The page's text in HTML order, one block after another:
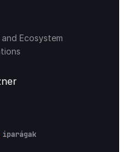
Ecosystem
iparágak